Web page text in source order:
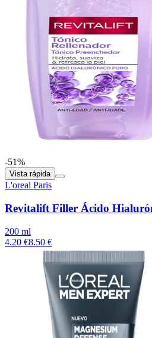
-51%
Vista rápida
L'oreal Paris
Revitalift Filler Ácido
200 ml
4.20 €8.50 €